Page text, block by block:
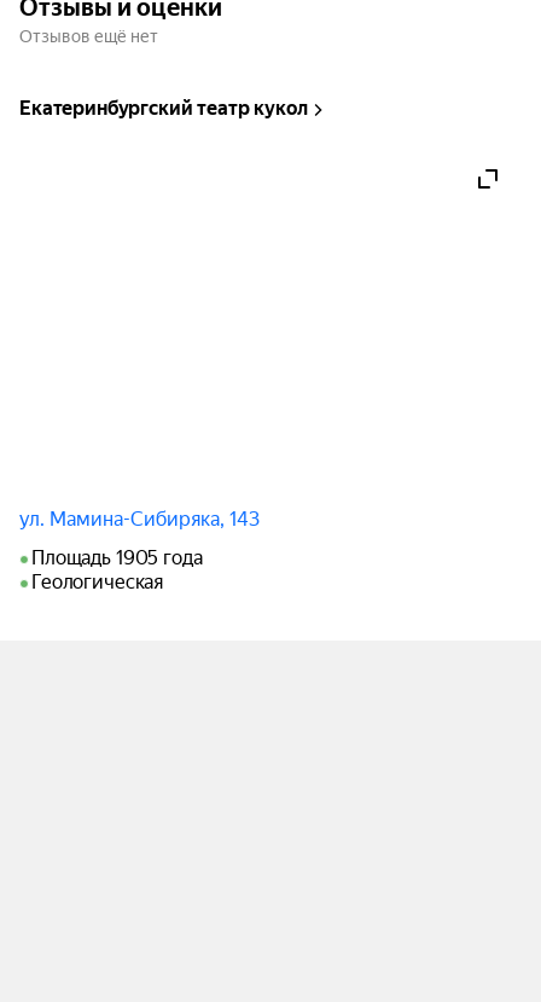
Отзывы и оценки
Отзывов ещё нет
Екатеринбургский театр кукол
ул. Мамина-Сибиряка, 143
Площадь 1905 года
Геологическая